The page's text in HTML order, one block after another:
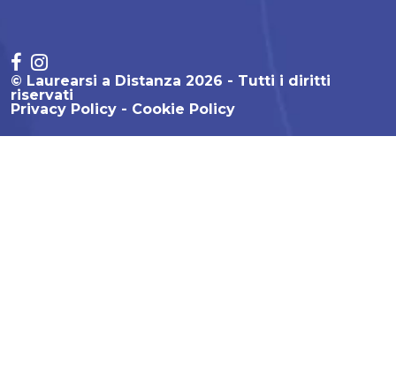
© Laurearsi a Distanza 2026 - Tutti i diritti
riservati
Privacy Policy
Cookie Policy